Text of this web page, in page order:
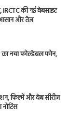
की नई वेबसाइट
और तेज
का नया फोल्डेबल फोन,
फिल्में और वेब सीरीज
नोटिस